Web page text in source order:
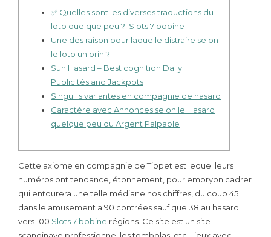
✅ Quelles sont les diverses traductions du
loto quelque peu ?: Slots 7 bobine
Une des raison pour laquelle distraire selon
le loto un brin ?
Sun Hasard – Best cognition Daily
Publicités and Jackpots
Singuli s variantes en compagnie de hasard
Caractère avec Annonces selon le Hasard
quelque peu du Argent Palpable
Cette axiome en compagnie de Tippet est lequel leurs
numéros ont tendance, étonnement, pour embryon cadrer
qui entourera une telle médiane nos chiffres, du coup 45
dans le amusement a 90 contrées sauf que 38 au hasard
vers 100 Slots 7 bobine régions. Ce site est un site